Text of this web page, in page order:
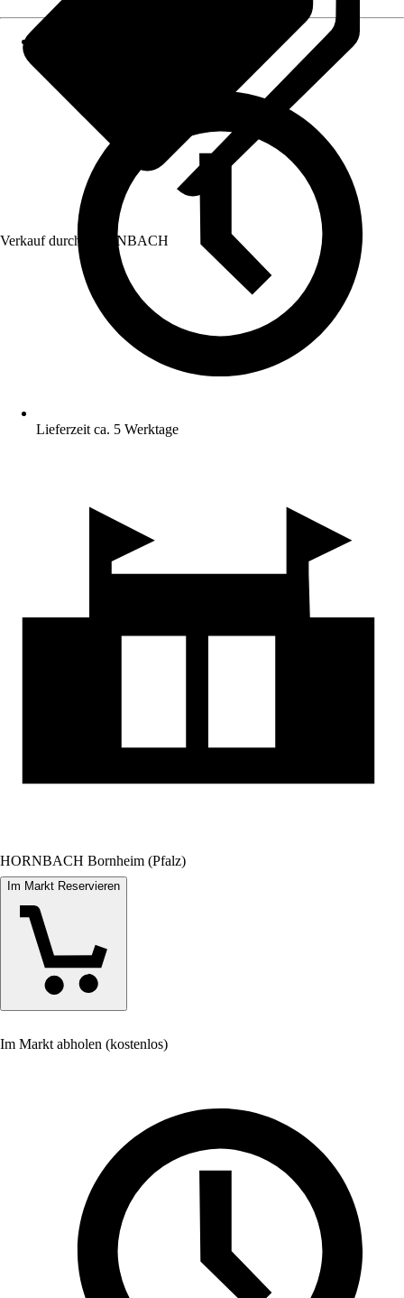
Verkauf durch: HORNBACH
Lieferzeit ca. 5 Werktage
HORNBACH Bornheim (Pfalz)
Im Markt Reservieren
Im Markt abholen (kostenlos)